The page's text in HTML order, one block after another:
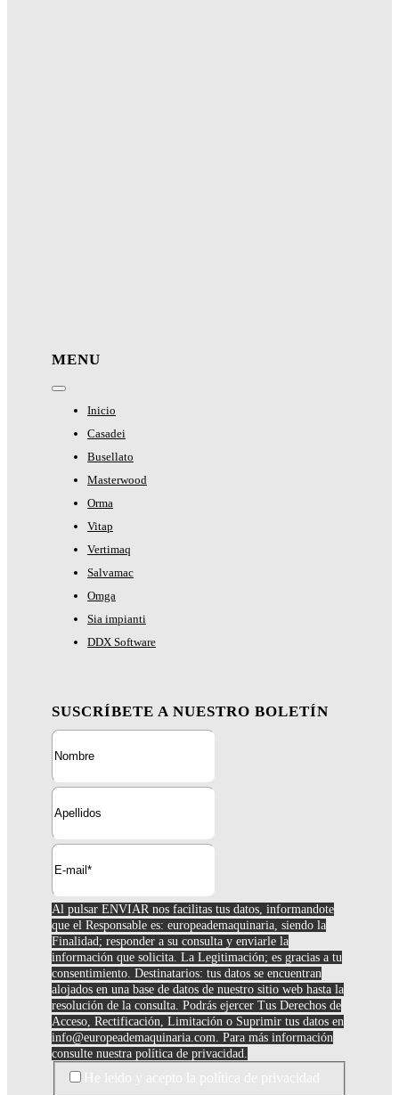
MENU
Toggle
Navigation
Inicio
Casadei
Busellato
Masterwood
Orma
Vitap
Vertimaq
Salvamac
Omga
Sia impianti
DDX Software
SUSCRÍBETE A NUESTRO BOLETÍN
Al pulsar ENVIAR nos facilitas tus datos, informandote
que el Responsable es: europeademaquinaria, siendo la
Finalidad; responder a su consulta y enviarle la
información que solicita. La Legitimación; es gracias a tu
consentimiento. Destinatarios: tus datos se encuentran
alojados en una base de datos de nuestro sitio web hasta la
resolución de la consulta. Podrás ejercer Tus Derechos de
Acceso, Rectificación, Limitación o Suprimir tus datos en
info@europeademaquinaria.com. Para más información
consulte nuestra política de privacidad.